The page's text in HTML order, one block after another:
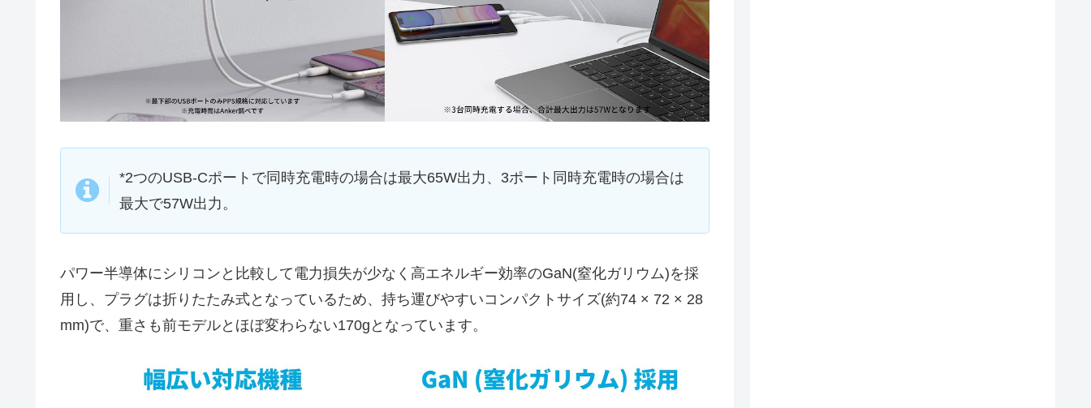
*2つのUSB-Cポートで同時充電時の場合は最大65W出力、3ポート同時充電時の場合は
最大で57W出力。
パワー半導体にシリコンと比較して電力損失が少なく高エネルギー効率のGaN(窒化ガリウム)を採
用し、プラグは折りたたみ式となっているため、持ち運びやすいコンパクトサイズ(約74 × 72 × 28
mm)で、重さも前モデルとほぼ変わらない170gとなっています。